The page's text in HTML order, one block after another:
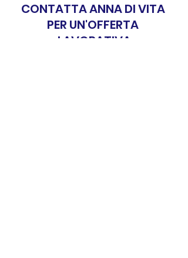
CONTATTA ANNA DI VITA
PER UN'OFFERTA
LAVORATIVA